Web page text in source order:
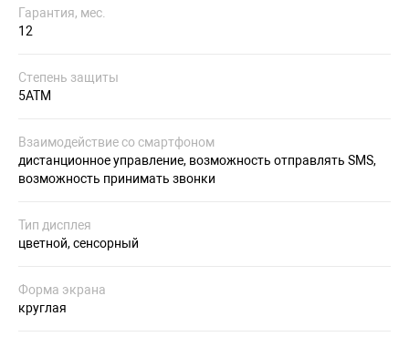
Гарантия, мес.
12
Степень защиты
5ATM
Взаимодействие со смартфоном
дистанционное управление, возможность отправлять SMS,
возможность принимать звонки
Тип дисплея
цветной, сенсорный
Форма экрана
круглая